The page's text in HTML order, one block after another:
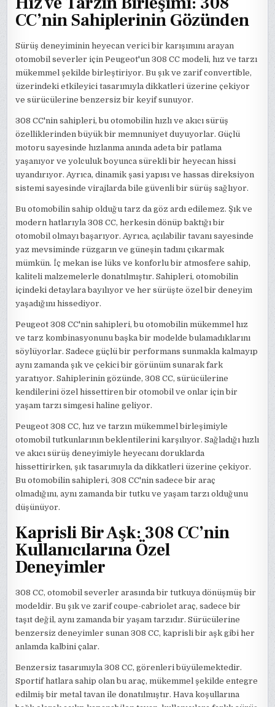
CC’nin Sahiplerinin Gözünden
Sürüş deneyiminin heyecan verici bir karışımını arayan
otomobil severler için Peugeot'un 308 CC modeli, hız ve tarzı
mükemmel şekilde birleştiriyor. Bu şık ve zarif convertible,
üzerindeki etkileyici tasarımıyla dikkatleri üzerine çekiyor
ve sürücülerine benzersiz bir keyif sunuyor.
308 CC'nin sahipleri, bu otomobilin hızlı ve akıcı sürüş
özelliklerinden büyük bir memnuniyet duyuyorlar. Güçlü
motoru sayesinde hızlanma anında adeta bir patlama
yaşanıyor ve yolculuk boyunca sürekli bir heyecan hissi
uyandırıyor. Ayrıca, dinamik şasi yapısı ve hassas direksiyon
sistemi sayesinde virajlarda bile güvenli bir sürüş sağlıyor.
Bu otomobilin sahip olduğu tarz da göz ardı edilemez. Şık ve
modern hatlarıyla 308 CC, herkesin dönüp baktığı bir
otomobil olmayı başarıyor. Ayrıca, açılabilir tavanı sayesinde
yaz mevsiminde rüzgarın ve güneşin tadını çıkarmak
mümkün. İç mekan ise lüks ve konforlu bir atmosfere sahip,
kaliteli malzemelerle donatılmıştır. Sahipleri, otomobilin
içindeki detaylara bayılıyor ve her sürüşte özel bir deneyim
yaşadığını hissediyor.
Peugeot 308 CC'nin sahipleri, bu otomobilin mükemmel hız
ve tarz kombinasyonunu başka bir modelde bulamadıklarını
söylüyorlar. Sadece güçlü bir performans sunmakla kalmayıp
aynı zamanda şık ve çekici bir görünüm sunarak fark
yaratıyor. Sahiplerinin gözünde, 308 CC, sürücülerine
kendilerini özel hissettiren bir otomobil ve onlar için bir
yaşam tarzı simgesi haline geliyor.
Peugeot 308 CC, hız ve tarzın mükemmel birleşimiyle
otomobil tutkunlarının beklentilerini karşılıyor. Sağladığı hızlı
ve akıcı sürüş deneyimiyle heyecanı doruklarda
hissettirirken, şık tasarımıyla da dikkatleri üzerine çekiyor.
Bu otomobilin sahipleri, 308 CC'nin sadece bir araç
olmadığını, aynı zamanda bir tutku ve yaşam tarzı olduğunu
düşünüyor.
Kaprisli Bir Aşk: 308 CC’nin
Kullanıcılarına Özel
Deneyimler
308 CC, otomobil severler arasında bir tutkuya dönüşmüş bir
modeldir. Bu şık ve zarif coupe-cabriolet araç, sadece bir
taşıt değil, aynı zamanda bir yaşam tarzıdır. Sürücülerine
benzersiz deneyimler sunan 308 CC, kaprisli bir aşk gibi her
anlamda kalbini çalar.
Benzersiz tasarımıyla 308 CC, görenleri büyülemektedir.
Sportif hatlara sahip olan bu araç, mükemmel şekilde entegre
edilmiş bir metal tavan ile donatılmıştır. Hava koşullarına